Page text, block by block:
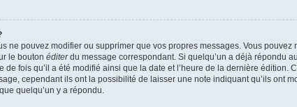
ne pouvez modifier ou supprimer que vos propres messages. Vous
le bouton éditerdu message correspondant. Si quelqu’un a déjà répondu
fois qu’il a été modifié ainsi que la date et l’heure de la dernière édition.
cependant ils ont la possibilité de laisser une note indiquant qu’ils ont
quelqu’un y a répondu.